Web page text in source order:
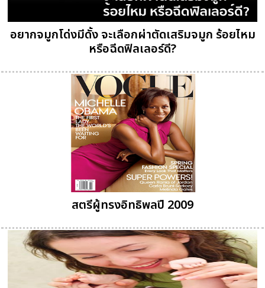
อยากจมูกโด่งมีดั้ง จะเลือกผ่าตัดเสริมจมูก ร้อยไหม
หรือฉีดฟิลเลอร์ดี?
สตรีผู้ทรงอิทธิพลปี 2009